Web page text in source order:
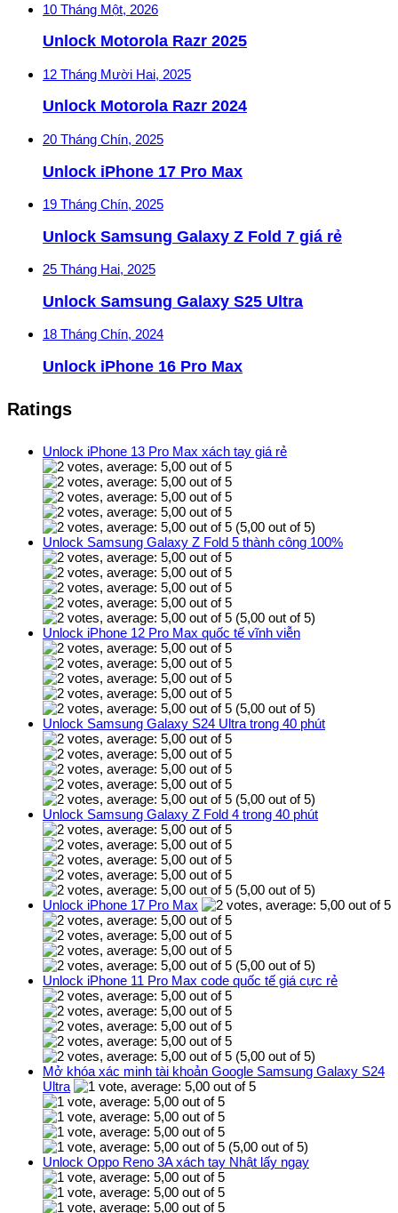
10 Tháng Một, 2026
Unlock Motorola Razr 2025
12 Tháng Mười Hai, 2025
Unlock Motorola Razr 2024
20 Tháng Chín, 2025
Unlock iPhone 17 Pro Max
19 Tháng Chín, 2025
Unlock Samsung Galaxy Z Fold 7 giá rẻ
25 Tháng Hai, 2025
Unlock Samsung Galaxy S25 Ultra
18 Tháng Chín, 2024
Unlock iPhone 16 Pro Max
Ratings
Unlock iPhone 13 Pro Max xách tay giá rẻ
(5,00 out of 5)
Unlock Samsung Galaxy Z Fold 5 thành công 100%
(5,00 out of 5)
Unlock iPhone 12 Pro Max quốc tế vĩnh viễn
(5,00 out of 5)
Unlock Samsung Galaxy S24 Ultra trong 40 phút
(5,00 out of 5)
Unlock Samsung Galaxy Z Fold 4 trong 40 phút
(5,00 out of 5)
Unlock iPhone 17 Pro Max
(5,00 out of 5)
Unlock iPhone 11 Pro Max code quốc tế giá cực rẻ
(5,00 out of 5)
Mở khóa xác minh tài khoản Google Samsung Galaxy S24
Ultra
(5,00 out of 5)
Unlock Oppo Reno 3A xách tay Nhật lấy ngay